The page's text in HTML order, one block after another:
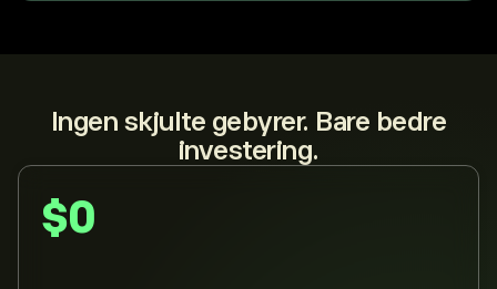
Ingen skjulte gebyrer. Bare bedre
investering.
$0